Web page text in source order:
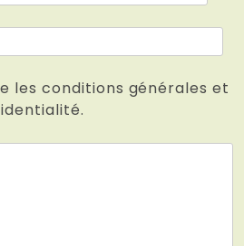
les conditions générales et